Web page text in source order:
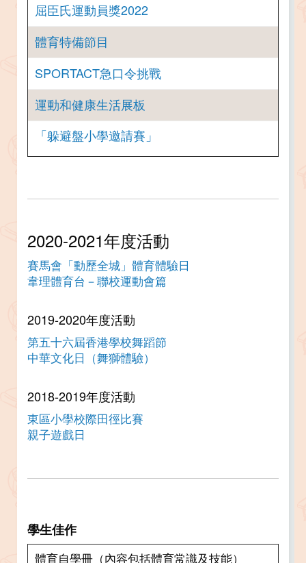
屈臣氏運動員獎2022
體育特備節目
SPORTACT急口令挑戰
運動和健康生活展板
「躲避盤小學邀請賽」
2020-2021年度活動
賽馬會「動歷全城」體育體驗日
韋理體育台－聯校運動會篇
2019-2020年度活動
第五十六屆香港學校舞蹈節
中華文化日（舞獅體驗）
2018-2019年度活動
東區小學校際田徑比賽
親子遊戲日
學生佳作
體育自學冊（內容包括體育常識及技能）